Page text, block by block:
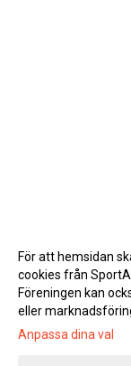
För att hemsidan
cookies från
Föreningen kan
eller
Anpassa dina val